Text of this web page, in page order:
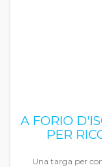
A FORIO
PER
Una targa per